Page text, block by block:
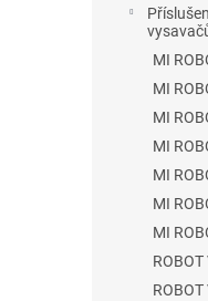
MI
MI
MI
MI
MI
MI
MI
ROBOT
ROBOT